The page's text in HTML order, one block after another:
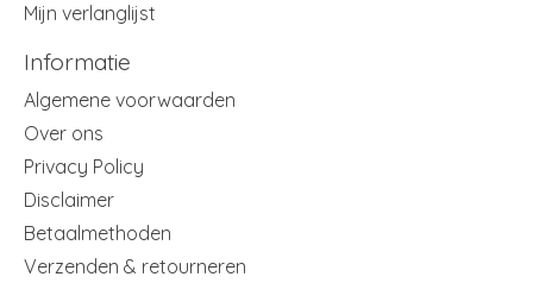
Mijn verlanglijst
Informatie
Algemene voorwaarden
Over ons
Privacy Policy
Disclaimer
Betaalmethoden
Verzenden & retourneren